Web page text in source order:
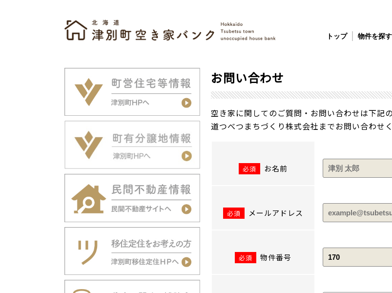
トップ 物件を探す
お問い合わせ
空き家に関してのご質問・お問い合わせは下記
道つべつまちづくり株式会社までお問い合わせく
必須 お名前
必須 メールアドレス
必須 物件番号